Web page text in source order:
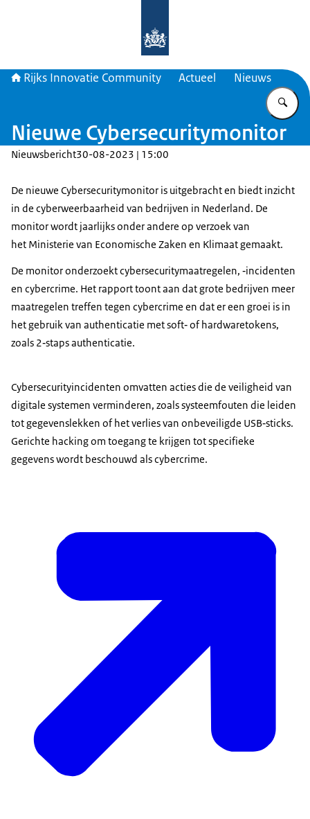
Rijks Innovatie Community Actueel Nieuws
Nieuwe Cybersecuritymonitor
Nieuwsbericht30-08-2023 | 15:00
De nieuwe Cybersecuritymonitor is uitgebracht en biedt inzicht
in de cyberweerbaarheid van bedrijven in Nederland. De
monitor wordt jaarlijks onder andere op verzoek van
het Ministerie van Economische Zaken en Klimaat gemaakt.
De monitor onderzoekt cybersecuritymaatregelen, ‐incidenten
en cybercrime. Het rapport toont aan dat grote bedrijven meer
maatregelen treffen tegen cybercrime en dat er een groei is in
het gebruik van authenticatie met soft‐ of hardwaretokens,
zoals 2‐staps authenticatie.
Cybersecurityincidenten omvatten acties die de veiligheid van
digitale systemen verminderen, zoals systeemfouten die leiden
tot gegevenslekken of het verlies van onbeveiligde USB‐sticks.
Gerichte hacking om toegang te krijgen tot specifieke
gegevens wordt beschouwd als cybercrime.